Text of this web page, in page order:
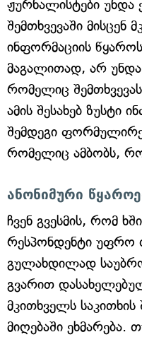
ჟურნალისტები
შემთხვევაში მისცენ
ინფორმაციის
მაგალითად, არ
რომელიც
ამის შესახებ ზუსტი
შემდეგი
რომელიც ამბობს,
ანონიმური
ჩვენ გვესმის, რომ
რესპონდენტი უფრო
გულახდილად
გვარით
მკითხველს
მიღებაში ეხმარება.